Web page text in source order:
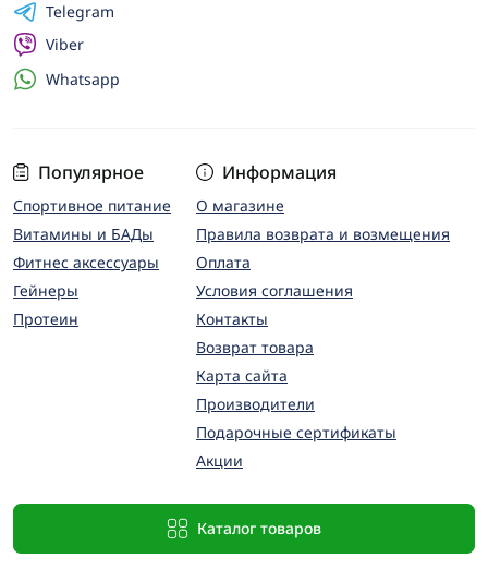
Популярное
Спортивное питание
Витамины и БАДы
Фитнес аксессуары
Гейнеры
Протеин
Информация
О магазине
Правила возврата и возмещения
Оплата
Условия соглашения
Контакты
Возврат товара
Карта сайта
Производители
Подарочные сертификаты
Акции
Каталог товаров
Telegram
Viber
Whatsapp